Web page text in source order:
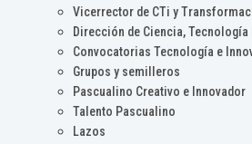
Vicerrector de CTi y
Dirección de Ciencia, Tecnología
Convocatorias Tecnología e
Grupos y semilleros
Pascualino Creativo e Innovador
Talento Pascualino
Lazos